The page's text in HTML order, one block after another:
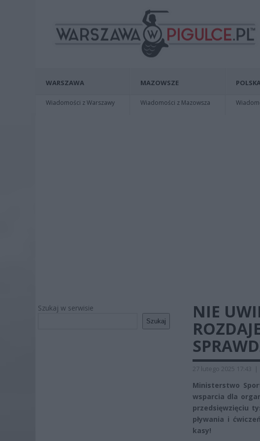
WARSZAWA
Wiadomości z Warszawy
MAZOWSZE
Wiadomości z Mazowsza
Szukaj w serwisie
Szukaj
NIE
27 lutego 2025 17:43 |
Ministerstwo
wsparcia dla
przedsięwzięciu
pływania i
kasy!